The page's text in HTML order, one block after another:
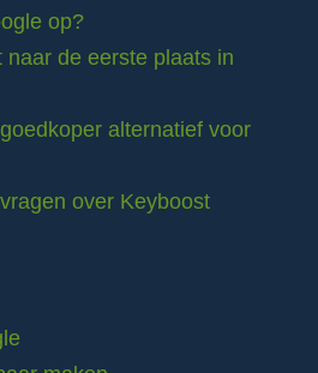
op?
naar de eerste plaats in
alternatief voor
over Keyboost